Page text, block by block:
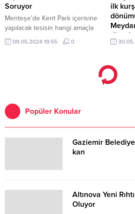
Soruyor
Menteşe’de Kent Park içerisine
yapılacak tesisin hangi amaçla
kullanılacağı mahalle halkına
anketle soruluyor.
09.05.2024 19:55 0
ilk
töreni
bırakıldı
Ayvalık
Ayvalık
Popüler Konular
Gaziemir
kan
Altınova Yeni
Oluyor